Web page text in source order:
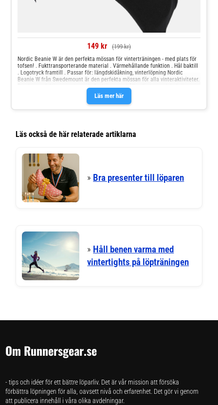
149 kr (199 kr)
Läs mer här
Nordic Beanie W är den perfekta mössan för vinterträningen - med plats för
tofsen! . Fukttransporterande material . Värmehållande funktion . Hål baktill
. Logotryck framtill . Passar för: längdskidåkning, vinterlöpning Nordic
Beanie W från Swedemount är den perfekta mössan för alla vinteraktiviteter.
Den har en fukttransporterande funktion som håller dig torr och bekväm
under fysisk ansträngning. Dess värmehållande egenskaper gör den idealisk
för kalla dagar, och det smarta hålet baktill för din tofs är perfekt för aktiva
aktiviteter! Dessutom kommer mössan med en snygg logotryck på framsidan
Läs också de här relaterade artiklarna
» Bra presenter till löparen
» Håll benen varma med
vintertights på löpträningen
Om Runnersgear.se
- tips och idéer för ett bättre löparliv. Det är vår mission att försöka
förbättra löpningen för alla, oavsett nivå och erfarenhet. Det gör vi genom
att publicera innehåll i våra olika avdelningar.